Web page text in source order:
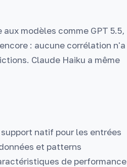
modèles comme GPT 5.5,
: aucune corrélation n'a
Claude Haiku a même
natif pour les entrées
et patterns
de performance